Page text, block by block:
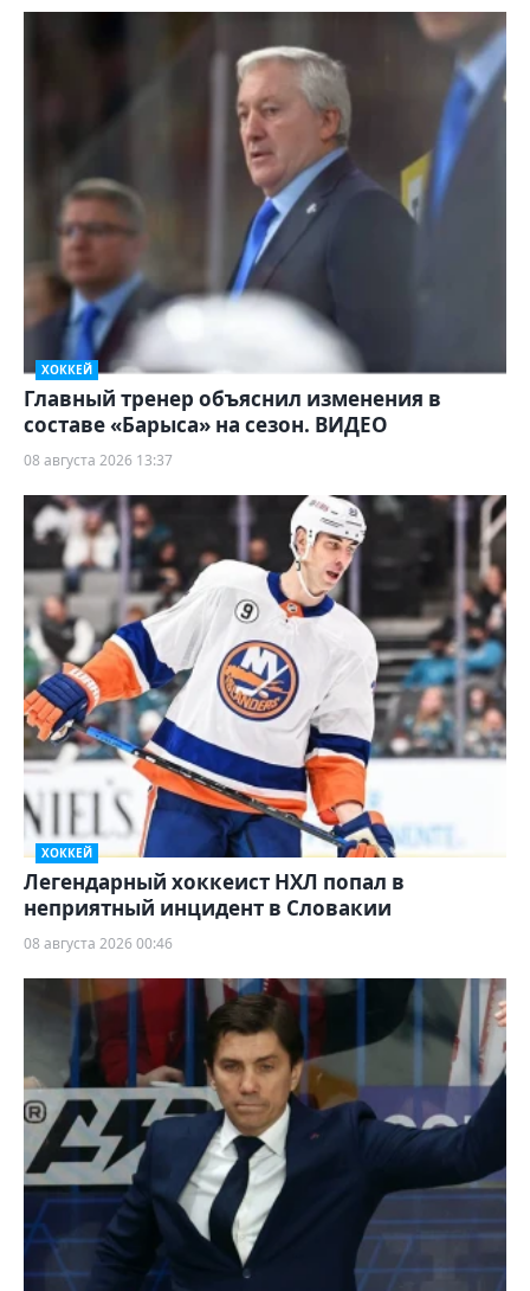
ХОККЕЙ
Главный тренер объяснил изменения в
составе «Барыса» на сезон. ВИДЕО
08 августа 2026 13:37
ХОККЕЙ
Легендарный хоккеист НХЛ попал в
неприятный инцидент в Словакии
08 августа 2026 00:46